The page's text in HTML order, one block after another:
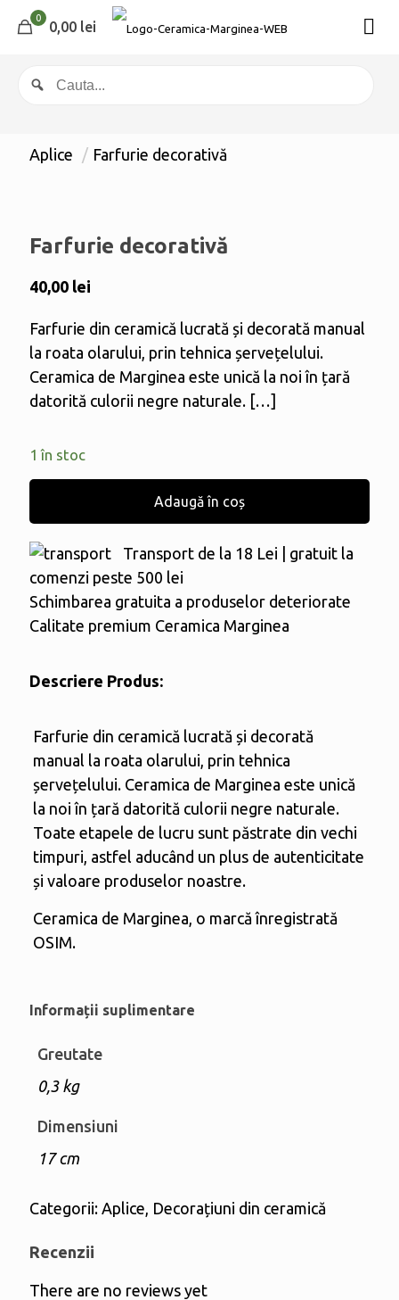
0
0,00 lei
Aplice / Farfurie decorativă
Farfurie decorativă
40,00 lei
Farfurie din ceramică lucrată și decorată manual
la roata olarului, prin tehnica șervețelului.
Ceramica de Marginea este unică la noi în țară
datorită culorii negre naturale. […]
1 în stoc
Adaugă în coș
Transport de la 18 Lei | gratuit la
comenzi peste 500 lei
Schimbarea gratuita a produselor deteriorate
Calitate premium Ceramica Marginea
Descriere Produs:
Farfurie din ceramică lucrată și decorată
manual la roata olarului, prin tehnica
șervețelului. Ceramica de Marginea este unică
la noi în țară datorită culorii negre naturale.
Toate etapele de lucru sunt păstrate din vechi
timpuri, astfel aducând un plus de autenticitate
și valoare produselor noastre.
Ceramica de Marginea, o marcă înregistrată
OSIM.
Informații suplimentare
Greutate
0,3 kg
Dimensiuni
17 cm
Categorii: Aplice, Decorațiuni din ceramică
Recenzii
There are no reviews yet